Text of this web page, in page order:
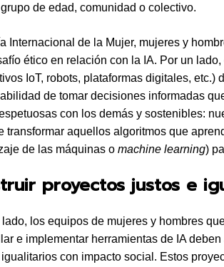
de edad, comunidad o colectivo.
Internacional de la Mujer, mujeres y
ético en relación con la IA. Por un
IoT, robots, plataformas digitales, etc.)
de tomar decisiones informadas
con los demás y sostenibles:
transformar aquellos algoritmos que
de las máquinas o machine learning)
proyectos justos e
lado, los equipos de mujeres y hombres
e implementar herramientas de IA
con impacto social. Estos